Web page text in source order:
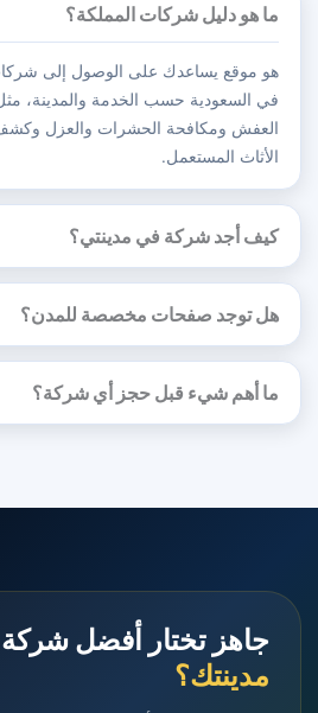
ما هو دليل شركات المملكة؟
هو موقع يساعدك على الوصول إلى
في السعودية حسب الخدمة والمدينة،
العفش ومكافحة الحشرات والعزل
الأثاث المستعمل.
كيف أجد شركة في مدينتي؟
هل توجد صفحات مخصصة للمدن؟
ما أهم شيء قبل حجز أي شركة؟
جاهز تختار أفضل شركة
مدينتك؟